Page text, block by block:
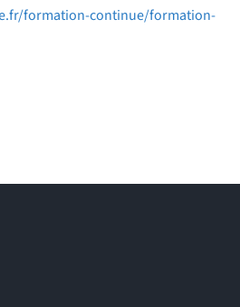
formation-continue/formation-